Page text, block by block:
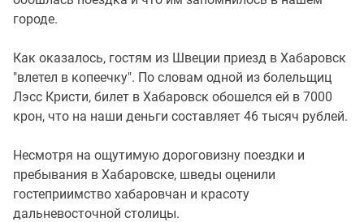
городе.
Как оказалось, гостям из Швеции приезд в Хабаровск
"влетел в копеечку". По словам одной из болельщиц
Лэсс Кристи, билет в Хабаровск обошелся ей в 7000
крон, что на наши деньги составляет 46 тысяч рублей.
Несмотря на ощутимую дороговизну поездки и
пребывания в Хабаровске, шведы оценили
гостеприимство хабаровчан и красоту
дальневосточной столицы.